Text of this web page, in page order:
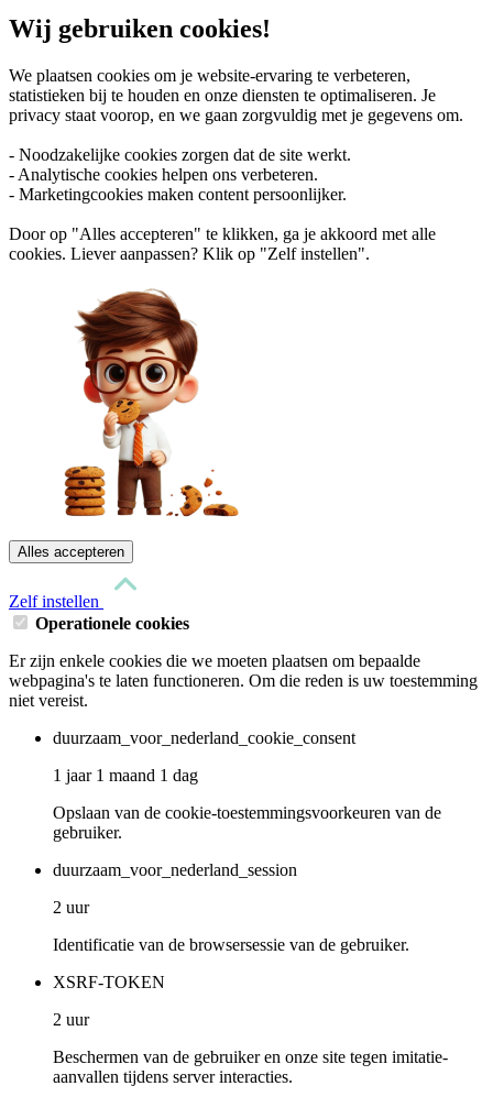
Wij gebruiken cookies!
We plaatsen cookies om je website-ervaring te verbeteren,
statistieken bij te houden en onze diensten te optimaliseren. Je
privacy staat voorop, en we gaan zorgvuldig met je gegevens om.
- Noodzakelijke cookies zorgen dat de site werkt.
- Analytische cookies helpen ons verbeteren.
- Marketingcookies maken content persoonlijker.
Door op "Alles accepteren" te klikken, ga je akkoord met alle
cookies. Liever aanpassen? Klik op "Zelf instellen".
Alles accepteren
Zelf instellen
Operationele cookies
Er zijn enkele cookies die we moeten plaatsen om bepaalde
webpagina's te laten functioneren. Om die reden is uw toestemming
niet vereist.
duurzaam_voor_nederland_cookie_consent
1 jaar 1 maand 1 dag
Opslaan van de cookie-toestemmingsvoorkeuren van de
gebruiker.
duurzaam_voor_nederland_session
2 uur
Identificatie van de browsersessie van de gebruiker.
XSRF-TOKEN
2 uur
Beschermen van de gebruiker en onze site tegen imitatie-
aanvallen tijdens server interacties.